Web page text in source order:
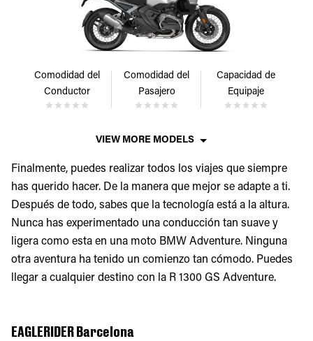
Comodidad del
Conductor
Comodidad del
Pasajero
Capacidad de
Equipaje
VIEW MORE MODELS
Finalmente, puedes realizar todos los viajes que siempre
has querido hacer. De la manera que mejor se adapte a ti.
Después de todo, sabes que la tecnología está a la altura.
Nunca has experimentado una conducción tan suave y
ligera como esta en una moto BMW Adventure. Ninguna
otra aventura ha tenido un comienzo tan cómodo. Puedes
llegar a cualquier destino con la R 1300 GS Adventure.
EAGLERIDER Barcelona